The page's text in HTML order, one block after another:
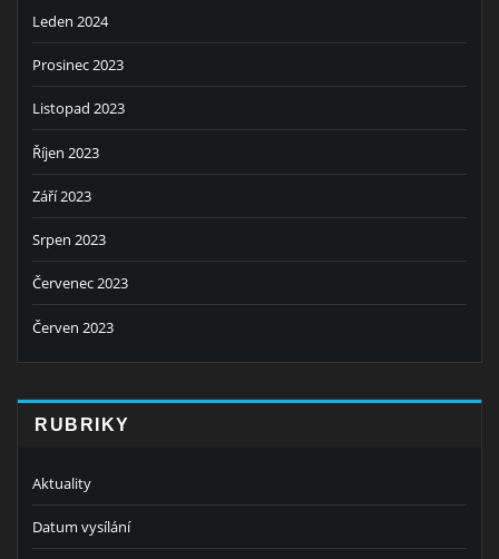
Leden 2024
Prosinec 2023
Listopad 2023
Říjen 2023
Září 2023
Srpen 2023
Červenec 2023
Červen 2023
RUBRIKY
Aktuality
Datum vysílání